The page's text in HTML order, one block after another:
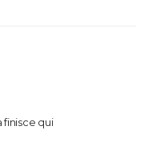
finisce qui